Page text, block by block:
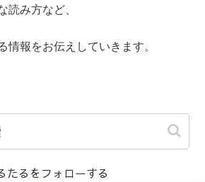
読み方など、
情報をお伝えしていきます。
たるをフォローする